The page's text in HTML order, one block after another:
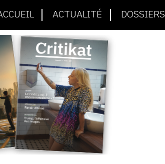
ACTUALITÉ DOSSIERS